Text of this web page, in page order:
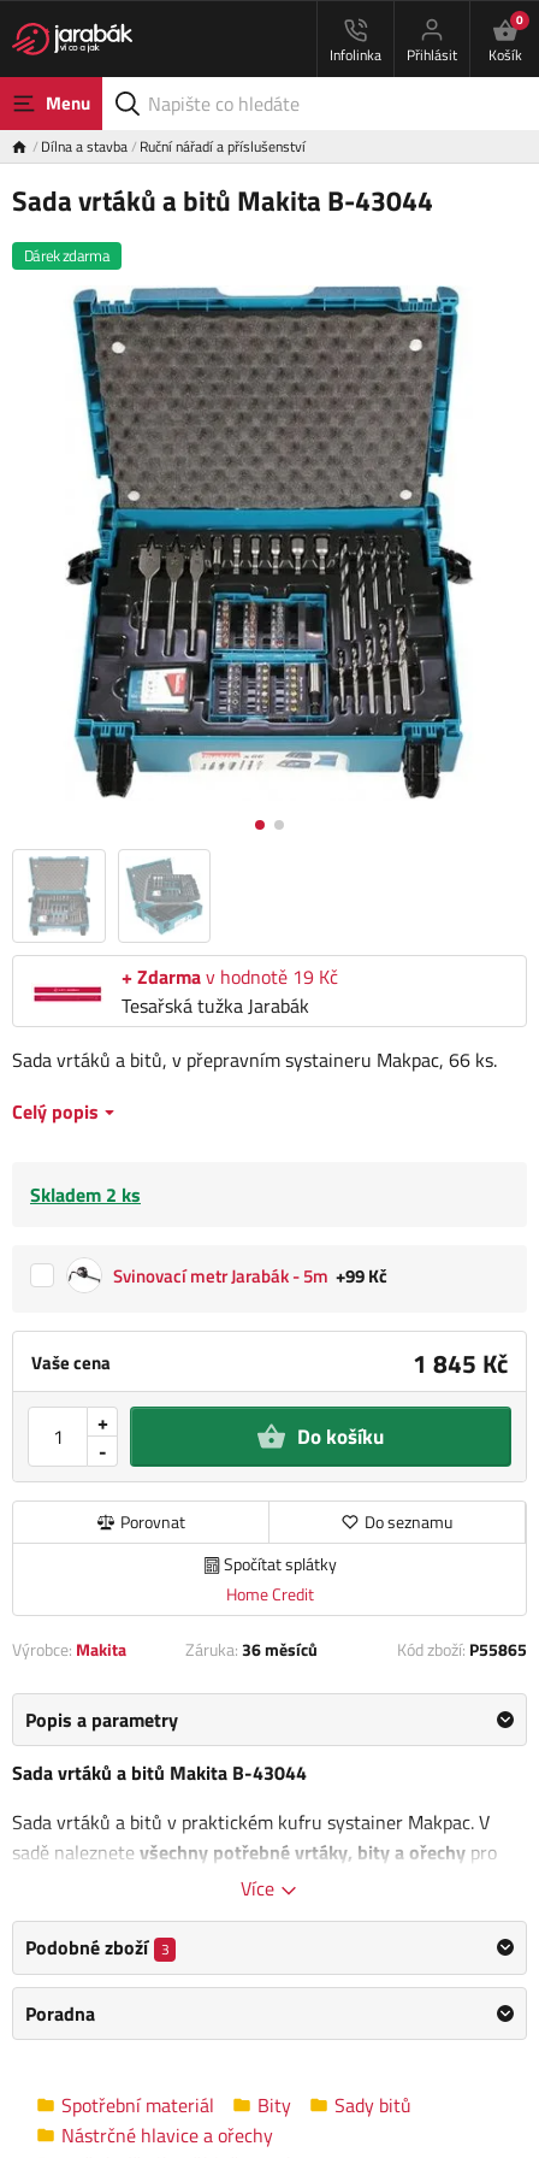
Infolinka Přihlásit
0
Košík
Menu
Dílna a stavba Ruční nářadí a příslušenství
Sada vrtáků a bitů Makita B-43044
Dárek zdarma
+ Zdarmav hodnotě 19 Kč
Tesařská tužka Jarabák
Vaše cena 1 845 Kč
-
+ Do košíku
Porovnat
Do seznamu
Spočítat splátky
Home Credit
Sada vrtáků a bitů, v přepravním systaineru Makpac, 66 ks.
Celý popis
Skladem 2 ks
Svinovací metr Jarabák - 5m +99 Kč
Výrobce: Makita Záruka:36 měsíců Kód zboží: P55865
Popis a parametry
Sada vrtáků a bitů Makita B-43044
Sada vrtáků a bitů v praktickém kufru systainer Makpac. V
sadě naleznete všechny potřebné vrtáky, bity a ořechy pro
práci se dřevem, betonem a kovem.
Obsah balení:
Bity 25 mm PH0; PH1; 2 x PH2; PH3; PZ0; PZ1; 2 x PZ2;
PZ3; T10; 2 x T15; 2 x T20; 2 x T25; T27; 2 x T30; T40; ST10;
ST15; ST20; ST25; S27; ST30; ST40; SL4; SL 4,5; SL 5,5; SL
Bity nástrčkové 6; 8; 10; 12; 13 mm
5 x bity PH2 a 5 x PZ2 v boxu
Více
Podobné zboží 3
Poradna
Spotřební materiál Bity
Sady bitů
Nástrčné hlavice a ořechy